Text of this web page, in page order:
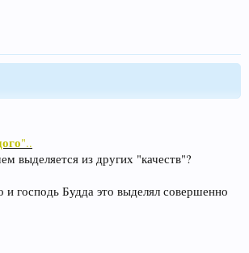
"..
выделяется из других "качеств"?
и господь Будда это выделял совершенно